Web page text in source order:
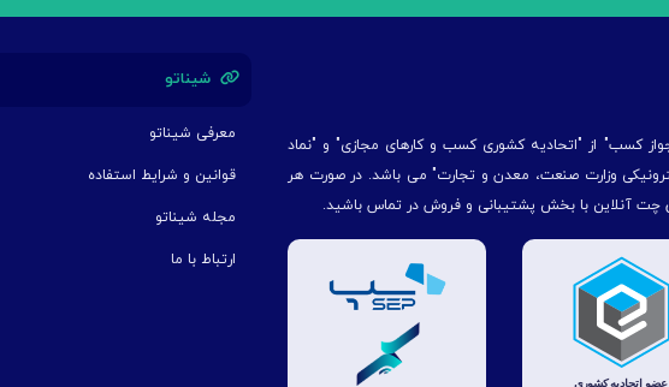
کسب" از "اتحادیه کشوری کسب و کارهای مجازی" و "نماد
وزارت صنعت، معدن و تجارت" می باشد. در صورت هر
چت آنلاین با بخش پشتیبانی و فروش در تماس باشید.
شیناتو
معرفی شیناتو
قوانین و شرایط استفاده
مجله شیناتو
ارتباط با ما